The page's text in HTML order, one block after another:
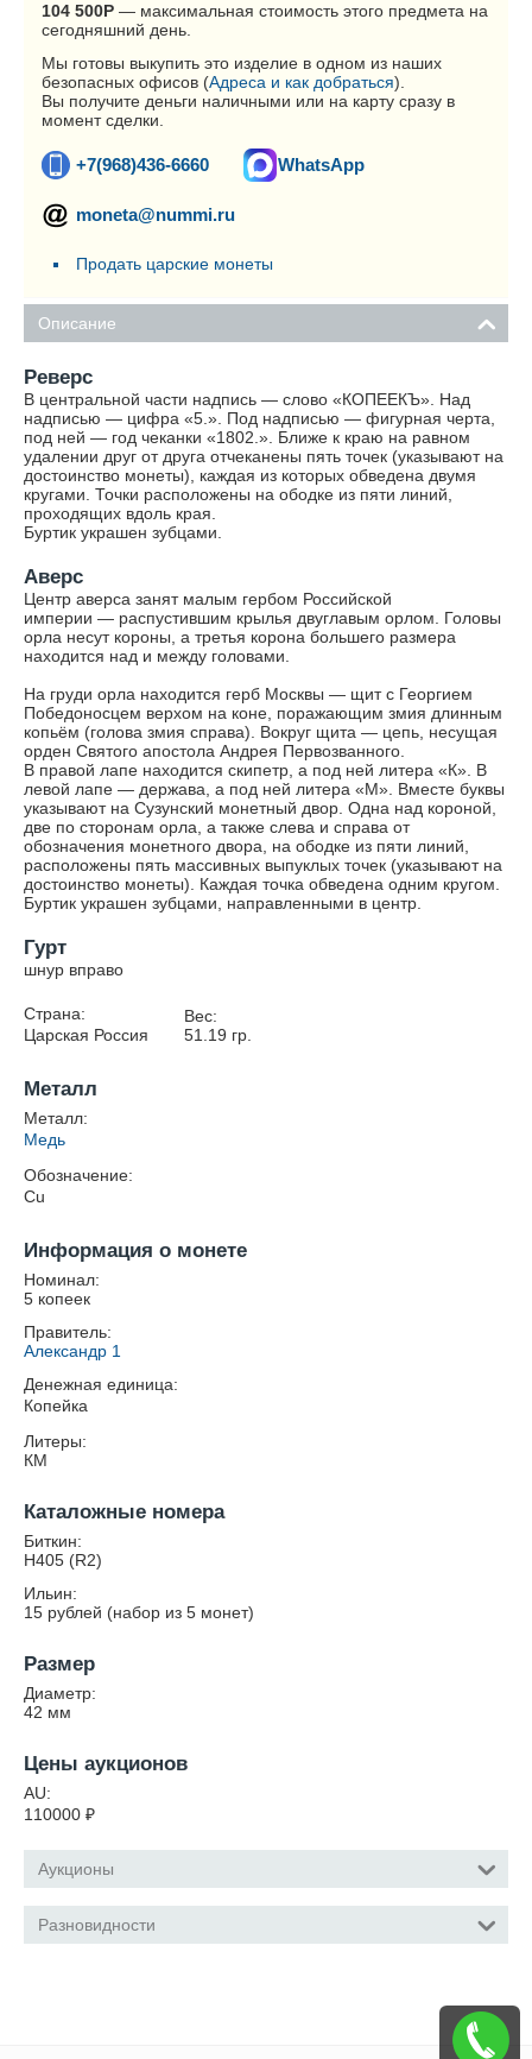
104 500Р — максимальная стоимость этого предмета на
сегодняшний день.
Мы готовы выкупить это изделие в одном из наших
безопасных офисов (Адреса и как добраться).
Вы получите деньги наличными или на карту сразу в
момент сделки.
+7(968)436-6660 WhatsApp
moneta@nummi.ru
Продать царские монеты
Описание
Реверс
В центральной части надпись — слово «КОПЕЕКЪ». Над
надписью — цифра «5.». Под надписью — фигурная черта,
под ней — год чеканки «1802.». Ближе к краю на равном
удалении друг от друга отчеканены пять точек (указывают на
достоинство монеты), каждая из которых обведена двумя
кругами. Точки расположены на ободке из пяти линий,
проходящих вдоль края.
Буртик украшен зубцами.
Аверс
Центр аверса занят малым гербом Российской
империи — распустившим крылья двуглавым орлом. Головы
орла несут короны, а третья корона большего размера
находится над и между головами.
На груди орла находится герб Москвы — щит с Георгием
Победоносцем верхом на коне, поражающим змия длинным
копьём (голова змия справа). Вокруг щита — цепь, несущая
орден Святого апостола Андрея Первозванного.
В правой лапе находится скипетр, а под ней литера «К». В
левой лапе — держава, а под ней литера «М». Вместе буквы
указывают на Сузунский монетный двор. Одна над короной,
две по сторонам орла, а также слева и справа от
обозначения монетного двора, на ободке из пяти линий,
расположены пять массивных выпуклых точек (указывают на
достоинство монеты). Каждая точка обведена одним кругом.
Буртик украшен зубцами, направленными в центр.
Гурт
шнур вправо
Страна:
Царская Россия
Вес:
51.19 гр.
Металл
Металл:
Медь
Обозначение:
Cu
Информация о монете
Номинал:
5 копеек
Правитель:
Александр 1
Денежная единица:
Копейка
Литеры:
КМ
Каталожные номера
Биткин:
Н405 (R2)
Ильин:
15 рублей (набор из 5 монет)
Размер
Диаметр:
42 мм
Цены аукционов
AU:
110000 ₽
Аукционы
Разновидности